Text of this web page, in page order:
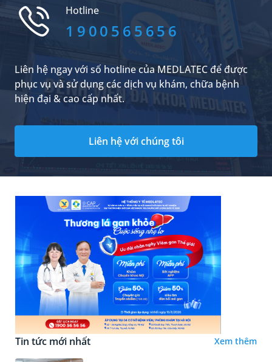
Hotline
1900565656
Liên hệ ngay với số hotline của MEDLATEC để được
phục vụ và sử dụng các dịch vụ khám, chữa bệnh
hiện đại & cao cấp nhất.
Liên hệ với chúng tôi
Tin tức mới nhất Xem thêm